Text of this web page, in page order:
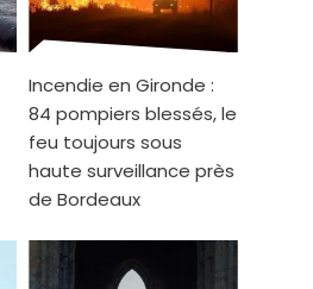
Incendie en Gironde :
84 pompiers blessés, le
feu toujours sous
haute surveillance près
de Bordeaux